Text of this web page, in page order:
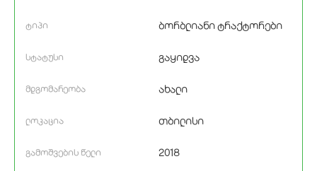
ტიპი ბორბლიანი ტრაქტორები
სტატუსი გაყიდვა
მდგომარეობა ახალი
ლოკაცია თბილისი
გამოშვების წელი 2018